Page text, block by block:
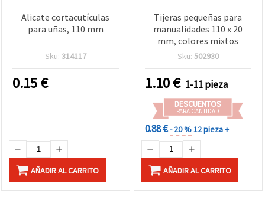
Alicate cortacutículas
para uñas, 110 mm
Sku: 314117
0.15€
AÑADIR AL CARRITO
Tijeras pequeñas para
manualidades 110 x 20
mm, colores mixtos
Sku: 502930
1.10€ 1-11 pieza
DESCUENTOS
PARA CANTIDAD
0.88 €- 20 %12 pieza +
AÑADIR AL CARRITO